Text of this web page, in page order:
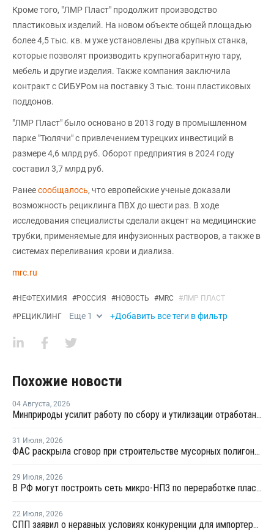
Кроме того, "ЛМР Пласт" продолжит производство
пластиковых изделий. На новом объекте общей площадью
более 4,5 тыс. кв. м уже установлены два крупных станка,
которые позволят производить крупногабаритную тару,
мебель и другие изделия. Также компания заключила
контракт с СИБУРом на поставку 3 тыс. тонн пластиковых
поддонов.
"ЛМР Пласт" было основано в 2013 году в промышленном
парке "Тюлячи" с привлечением турецких инвестиций в
размере 4,6 млрд руб. Оборот предприятия в 2024 году
составил 3,7 млрд руб.
Ранеесообщалось, что европейские ученые доказали
возможность рециклинга ПВХ до шести раз. В ходе
исследования специалисты сделали акцент на медицинские
трубки, применяемые для инфузионных растворов, а также в
системах переливания крови и диализа.
mrc.ru
#НЕФТЕХИМИЯ #РОССИЯ #НОВОСТЬ #MRC #ЛМР ПЛАСТ
#РЕЦИКЛИНГ Еще 1 +Добавить все теги в фильтр
Похожие новости
04 Августа, 2026
Минприроды усилит работу по сбору и утилизации отработанных шин
31 Июля, 2026
ФАС раскрыла сговор при строительстве мусорных полигонов на 14,9 млрд рублей
29 Июля, 2026
В РФ могут построить сеть микро-НПЗ по переработке пластика в бензин
22 Июля, 2026
СПП заявил о неравных условиях конкуренции для импортеров полимерной упаковки в рамках российского РОП